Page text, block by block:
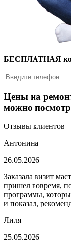
БЕСПЛАТНАЯ
Цены на
можно
Отзывы клиентов
Антонина
26.05.2026
Заказала визит
пришел вовремя,
программы,
и показал,
Лиля
25.05.2026